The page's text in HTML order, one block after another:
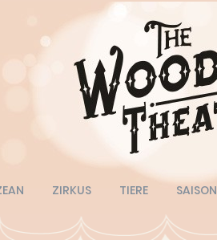
ZIRKUS TIERE SAISON